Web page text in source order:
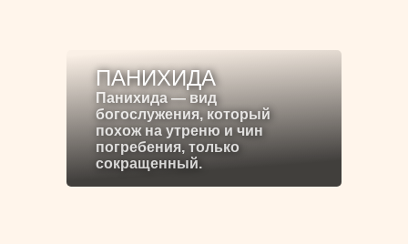
ПАНИХИДА
Панихида — вид
богослужения, который
похож на утреню и чин
погребения, только
сокращенный.